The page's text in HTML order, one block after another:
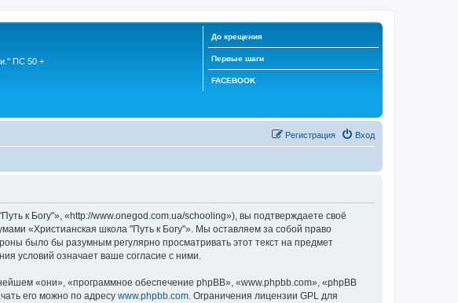
ПС 50 +
До крещения
Первые шаги
FACEBOOK
Вход
Регистрация
к Богу"», «http://www.onegod.com.ua/schooling»), вы подтверждаете своё
«Христианская школа "Путь к Богу"». Мы оставляем за собой право
было бы разумным регулярно просматривать этот текст на предмет
условий означает ваше согласие с ними.
«они», «программное обеспечение phpBB», «www.phpbb.com», «phpBB
его можно по адресу www.phpbb.com. Ограничения лицензии GPL для